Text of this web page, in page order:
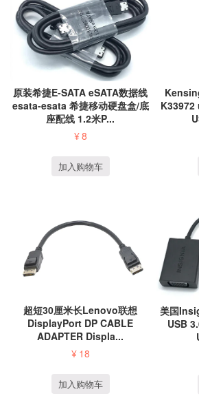
原装希捷E-SATA eSATA数据线
esata-esata 希捷移动硬盘盒/底
座配线 1.2米P...
¥8
加入购物车
K33972
超短30厘米长Lenovo联想
DisplayPort DP CABLE
ADAPTER Displa...
¥ 18
加入购物车
美国
USB